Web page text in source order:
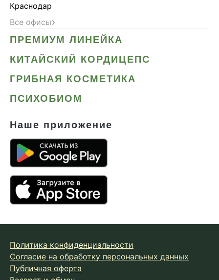
Противовирусное
Противовоспалительное
Расторопша
СДВГ
Снижение давления
Спокойствие и сон
Спортивное питание
Улучшение настроения
Чага
Энергия и выносливость
Краснодар
Все офисы›
ПРЕМИУМ ЛИНЕЙКА
КИТАЙСКИЙ КОРДИЦЕПС
ГРИБНАЯ КОСМЕТИКА
ПСИХОБИОМ
Наше приложение
Политика конфиденциальности
Согласие на обработку персональных данных
Публичная оферта